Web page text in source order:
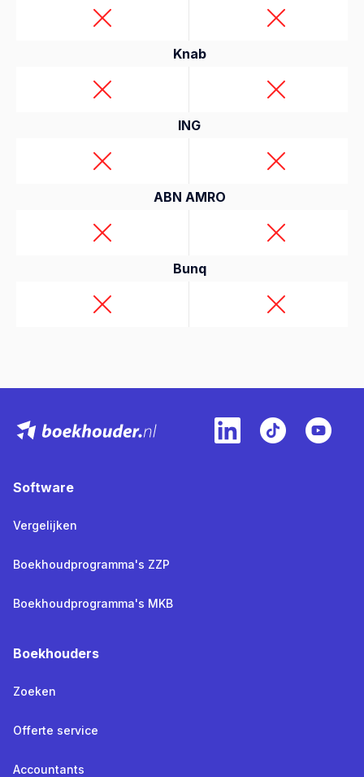
Knab
ING
ABN AMRO
Bunq
Software
Vergelijken
Boekhoudprogramma's ZZP
Boekhoudprogramma's MKB
Boekhouders
Zoeken
Offerte service
Accountants